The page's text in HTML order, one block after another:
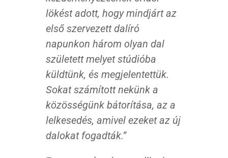
lökést adott, hogy mindjárt az
első szervezett dalíró
napunkon három olyan dal
született melyet stúdióba
küldtünk, és megjelentettük.
Sokat számított nekünk a
közösségünk bátorítása, az a
lelkesedés, amivel ezeket az új
dalokat fogadták.”